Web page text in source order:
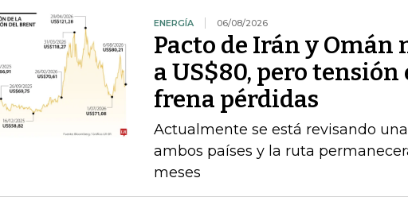
ENERGÍA 06/08/2026
Pacto de Irán y Omán
a US$80, pero
frena pérdidas
Actualmente se está revisando
ambos países y la ruta
meses